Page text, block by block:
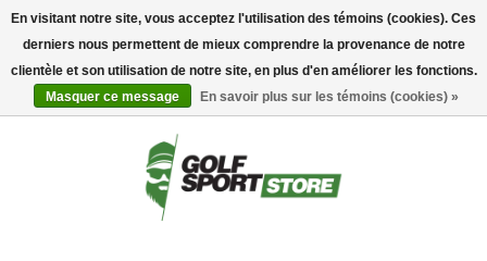
En visitant notre site, vous acceptez l'utilisation des témoins (cookies). Ces
derniers nous permettent de mieux comprendre la provenance de notre
clientèle et son utilisation de notre site, en plus d'en améliorer les fonctions.
Masquer ce message
En savoir plus sur les témoins (cookies) »